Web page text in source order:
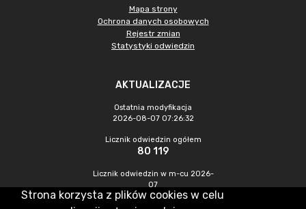
Mapa strony
Ochrona danych osobowych
Rejestr zmian
Statystyki odwiedzin
AKTUALIZACJE
Ostatnia modyfikacja
2026-08-07 07:26:32
Licznik odwiedzin ogółem
80 119
Licznik odwiedzin w m-cu 2026-
07
237
Strona korzysta z plików cookies w celu